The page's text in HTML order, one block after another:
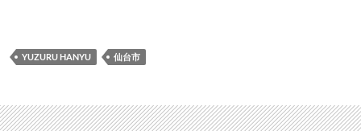
YUZURU HANYU 仙台市